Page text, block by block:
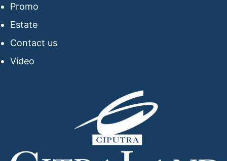
Promo
Estate
Contact us
Video